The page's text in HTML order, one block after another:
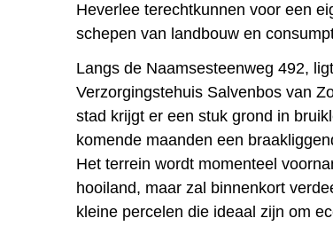
Heverlee terechtkunnen voor een
schepen van landbouw en
Langs de Naamsesteenweg 492,
Verzorgingstehuis Salvenbos van
stad krijgt er een stuk grond in
komende maanden een
Het terrein wordt momenteel
hooiland, maar zal binnenkort
kleine percelen die ideaal zijn om